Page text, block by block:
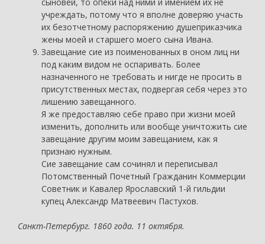
учреждать, потому что я вполне доверяю участь
их безотчетному распоряжению душеприказчика
жены моей и старшего моего сына Ивана.
Завещание сие из поименованных в оном лиц ни
под каким видом не оспаривать. Более
назначенного не требовать и нигде не просить в
присутственных местах, подвергая себя через это
лишению завещанного.
Я же предоставляю себе право при жизни моей
изменить, дополнить или вообще уничтожить сие
завещание другим моим завещанием, как я
признаю нужным.
Сие завещание сам сочинял и переписывал
Потомственный Почетный Гражданин Коммерции
Советник и Кавалер Ярославский 1-й гильдии
купец Александр Матвеевич Пастухов.
Санкт-Петербург. 1860 года. 11 октября.